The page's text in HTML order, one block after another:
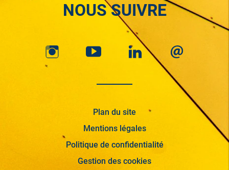
NOUS SUIVRE
Plan du site
Mentions légales
Politique de confidentialité
Gestion des cookies